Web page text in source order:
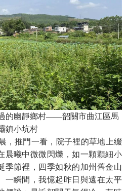
的幽靜鄉村——韶關市曲江區馬
鎮小坑村
，推門一看，院子裡的草地上綴
晨曦中微微閃爍，如一顆顆細小
季節裡，四季如秋的加州舊金山
一瞬間，我憶起昨日與遠在太平